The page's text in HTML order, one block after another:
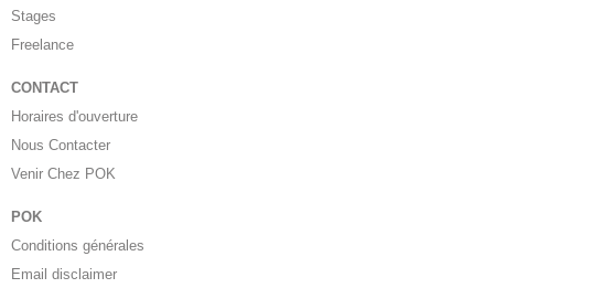
Stages
Freelance
CONTACT
Horaires d'ouverture
Nous Contacter
Venir Chez POK
POK
Conditions générales
Email disclaimer